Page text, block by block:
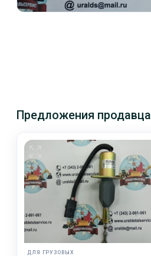
Предложения продавца
ДЛЯ ГРУЗОВЫХ